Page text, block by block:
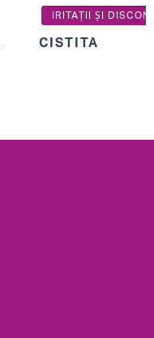
IRITAȚII ȘI
CISTITA